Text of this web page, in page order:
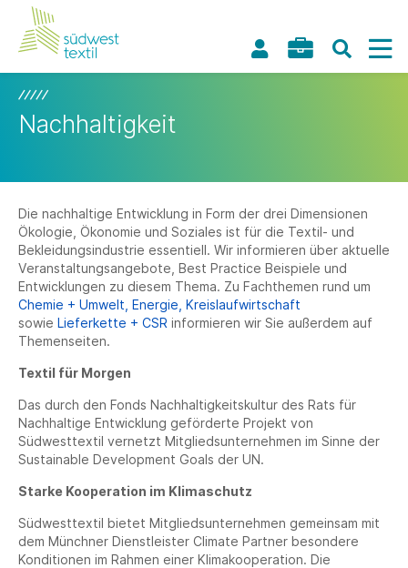
Nachhaltigkeit
Die nachhaltige Entwicklung in Form der drei Dimensionen
Ökologie, Ökonomie und Soziales ist für die Textil- und
Bekleidungsindustrie essentiell. Wir informieren über aktuelle
Veranstaltungsangebote, Best Practice Beispiele und
Entwicklungen zu diesem Thema. Zu Fachthemen rund um
Chemie + Umwelt, Energie, Kreislaufwirtschaft
sowie Lieferkette + CSR informieren wir Sie außerdem auf
Themenseiten.
Textil für Morgen
Das durch den Fonds Nachhaltigkeitskultur des Rats für
Nachhaltige Entwicklung geförderte Projekt von
Südwesttextil vernetzt Mitgliedsunternehmen im Sinne der
Sustainable Development Goals der UN.
Starke Kooperation im Klimaschutz
Südwesttextil bietet Mitgliedsunternehmen gemeinsam mit
dem Münchner Dienstleister Climate Partner besondere
Konditionen im Rahmen einer Klimakooperation. Die